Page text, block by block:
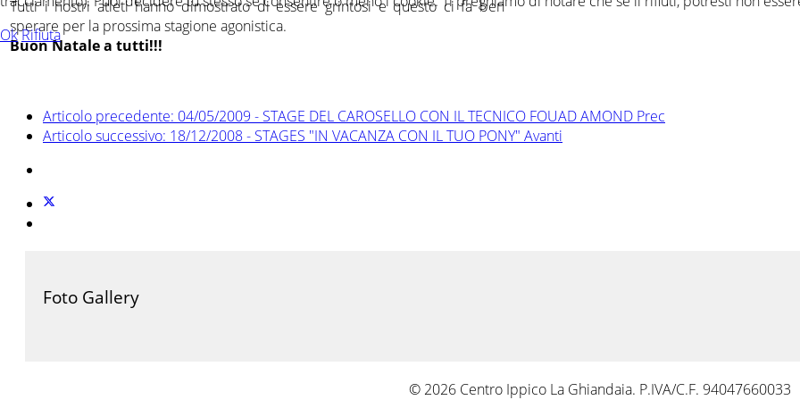
Tutti i nostri atleti hanno dimostrato di essere grintosi e questo ci fa ben
sperare per la prossima stagione agonistica.
Buon Natale a tutti!!!
Articolo precedente: 04/05/2009 - STAGE DEL CAROSELLO CON IL TECNICO FOUAD AMOND Prec
Articolo successivo: 18/12/2008 - STAGES "IN VACANZA CON IL TUO PONY" Avanti
Foto Gallery
© 2026 Centro Ippico La Ghiandaia. P.IVA/C.F. 94047660033
OkRifiuta